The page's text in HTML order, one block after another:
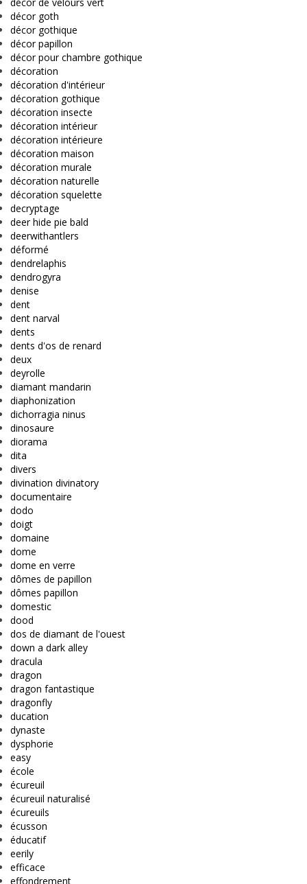
décor goth
décor gothique
décor papillon
décor pour chambre gothique
décoration
décoration d'intérieur
décoration gothique
décoration insecte
décoration intérieur
décoration intérieure
décoration maison
décoration murale
décoration naturelle
décoration squelette
decryptage
deer hide pie bald
deerwithantlers
déformé
dendrelaphis
dendrogyra
denise
dent
dent narval
dents
dents d'os de renard
deux
deyrolle
diamant mandarin
diaphonization
dichorragia ninus
dinosaure
diorama
dita
divers
divination divinatory
documentaire
dodo
doigt
domaine
dome
dome en verre
dômes de papillon
dômes papillon
domestic
dood
dos de diamant de l'ouest
down a dark alley
dracula
dragon
dragon fantastique
dragonfly
ducation
dynaste
dysphorie
easy
école
écureuil
écureuil naturalisé
écureuils
écusson
éducatif
eerily
efficace
effondrement